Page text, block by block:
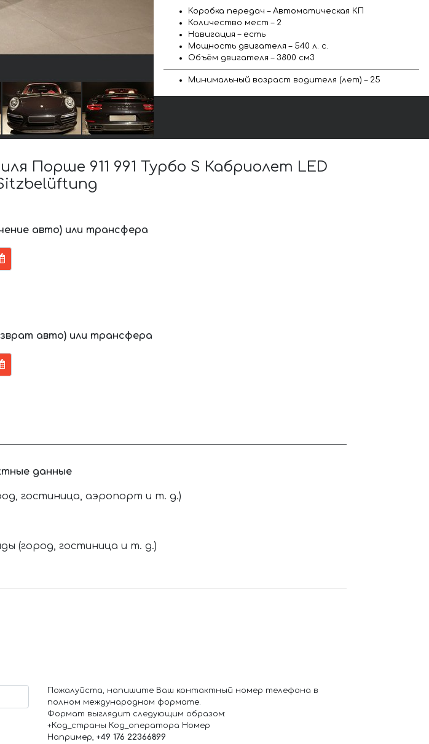
Коробка передач – Автоматическая КП
Количество мест – 2
Навигация – есть
Мощность двигателя – 540 л. с.
Объём двигателя – 3800 см3
Минимальный возраст водителя (лет) – 25
Порше 911 991 Турбо S Кабриолет LED
авто) или трансфера
авто) или трансфера
данные
гостиница, аэропорт и т. д.)
(город, гостиница и т. д.)
Пожалуйста, напишите Ваш контактный номер телефона в
полном международном формате.
Формат выглядит следующим образом:
+Код_страны Код_оператора Номер
Например, +49 176 22366899